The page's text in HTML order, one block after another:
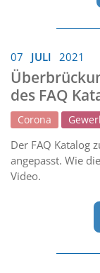
07 JULI 2021
des FAQ
Corona
Der FAQ Katalog
angepasst. Wie
Video.